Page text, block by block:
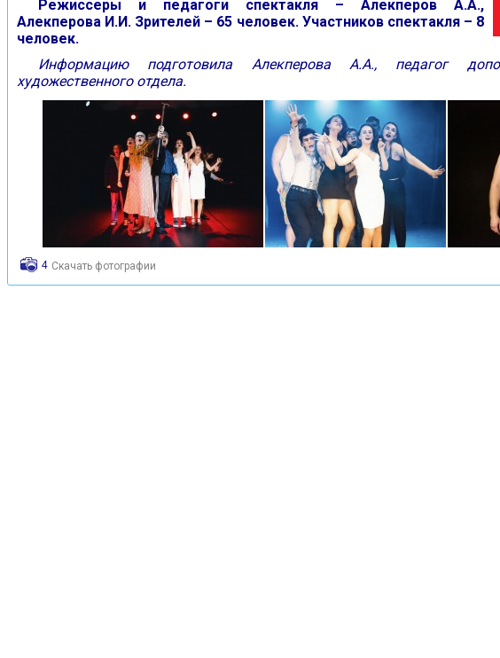
Режиссеры и педагоги спектакля – Алекперов А.А.,
Алекперова И.И. Зрителей – 65 человек. Участников спектакля – 8
человек.
Информацию подготовила Алекперова А.А., педагог
художественного отдела.
4 Скачать фотографии